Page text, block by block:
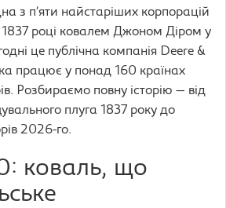
з п’яти найстаріших корпорацій
році ковалем Джоном Діром у
це публічна компанія Deere &
працює у понад 160 країнах
Розбираємо повну історію — від
плуга 1837 року до
2026-го.
коваль, що